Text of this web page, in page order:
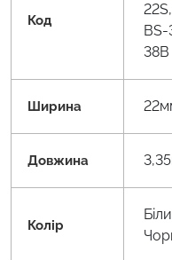
Код
38B
Ширина
Довжина
Колір